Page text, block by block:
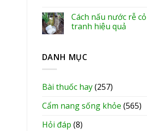
Cách nấu nước rễ cỏ
tranh hiệu quả
DANH MỤC
Bài thuốc hay(257)
Cẩm nang sống khỏe (565)
Hỏi đáp (8)